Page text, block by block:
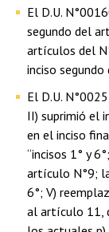
El D.U.
segundo del
artículos del
inciso segundo
El D.U.
II) suprimió el
en el inciso
“incisos 1° y
artículo N°9; la
6°; V)
al artículo 11,